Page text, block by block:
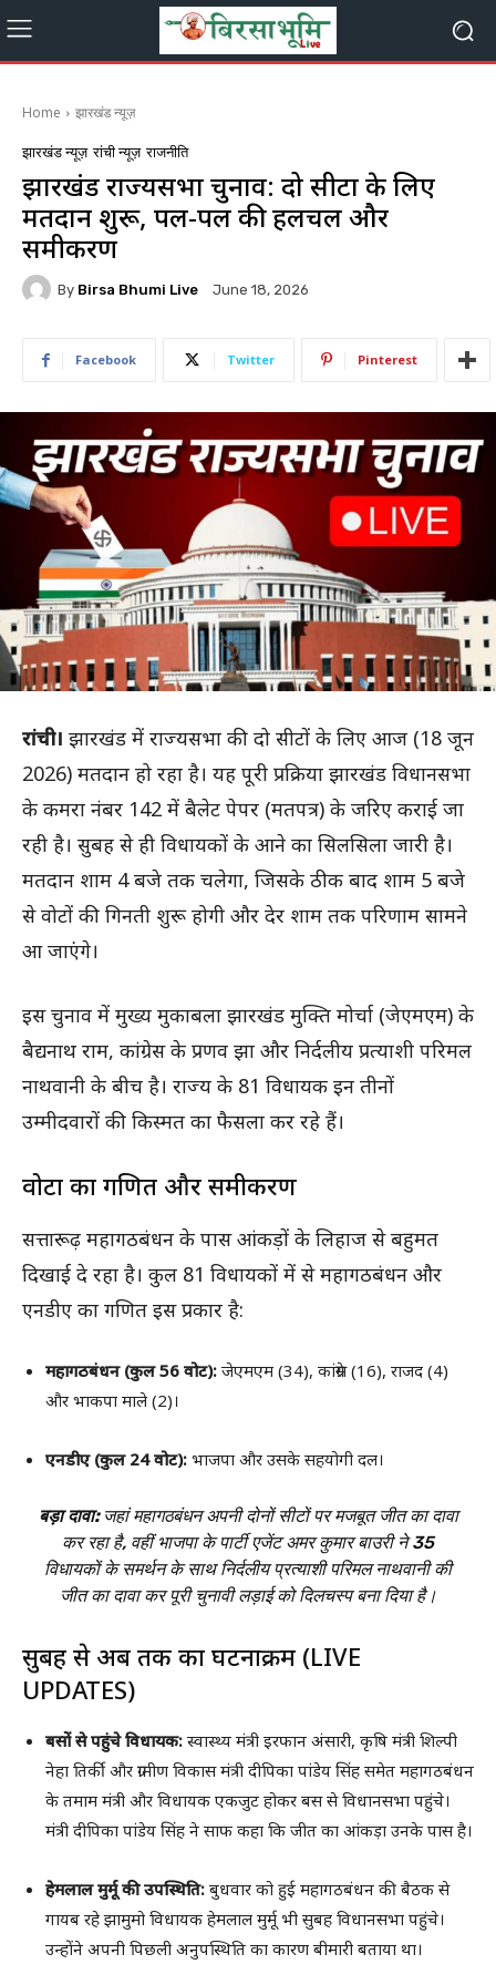
Home झारखंड न्यूज़
झारखंड न्यूज़ रांची न्यूज़ राजनीति
झारखंड राज्यसभा चुनाव: दो सीटों के लिए
मतदान शुरू, पल-पल की हलचल और
समीकरण
By Birsa Bhumi Live June 18, 2026
Facebook Twitter Pinterest
रांची। झारखंड में राज्यसभा की दो सीटों के लिए आज (18 जून
2026) मतदान हो रहा है। यह पूरी प्रक्रिया झारखंड विधानसभा
के कमरा नंबर 142 में बैलेट पेपर (मतपत्र) के जरिए कराई जा
रही है। सुबह से ही विधायकों के आने का सिलसिला जारी है।
मतदान शाम 4 बजे तक चलेगा, जिसके ठीक बाद शाम 5 बजे
से वोटों की गिनती शुरू होगी और देर शाम तक परिणाम सामने
आ जाएंगे।
इस चुनाव में मुख्य मुकाबला झारखंड मुक्ति मोर्चा (जेएमएम) के
बैद्यनाथ राम, कांग्रेस के प्रणव झा और निर्दलीय प्रत्याशी परिमल
नाथवानी के बीच है। राज्य के 81 विधायक इन तीनों
उम्मीदवारों की किस्मत का फैसला कर रहे हैं।
वोटों का गणित और समीकरण
सत्तारूढ़ महागठबंधन के पास आंकड़ों के लिहाज से बहुमत
दिखाई दे रहा है। कुल 81 विधायकों में से महागठबंधन और
एनडीए का गणित इस प्रकार है:
महागठबंधन (कुल 56 वोट): जेएमएम (34), कांग्रेस (16), राजद (4)
और भाकपा माले (2)।
एनडीए (कुल 24 वोट): भाजपा और उसके सहयोगी दल।
बड़ा दावा:जहां महागठबंधन अपनी दोनों सीटों पर मजबूत जीत का दावा
कर रहा है, वहीं भाजपा के पार्टी एजेंट अमर कुमार बाउरी ने 35
विधायकों के समर्थन के साथ निर्दलीय प्रत्याशी परिमल नाथवानी की
जीत का दावा कर पूरी चुनावी लड़ाई को दिलचस्प बना दिया है।
सुबह से अब तक का घटनाक्रम (LIVE
UPDATES)
बसों से पहुंचे विधायक: स्वास्थ्य मंत्री इरफान अंसारी, कृषि मंत्री शिल्पी
नेहा तिर्की और ग्रामीण विकास मंत्री दीपिका पांडेय सिंह समेत महागठबंधन
के तमाम मंत्री और विधायक एकजुट होकर बस से विधानसभा पहुंचे।
मंत्री दीपिका पांडेय सिंह ने साफ कहा कि जीत का आंकड़ा उनके पास है।
हेमलाल मुर्मू की उपस्थिति: बुधवार को हुई महागठबंधन की बैठक से
गायब रहे झामुमो विधायक हेमलाल मुर्मू भी सुबह विधानसभा पहुंचे।
उन्होंने अपनी पिछली अनुपस्थिति का कारण बीमारी बताया था।